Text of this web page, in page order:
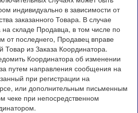
индивидуально в зависимости от
заказанного Товара. В случае
на складе Продавца, в том числе по
от последнего, Продавец вправе
Товар из Заказа Координатора.
Координатора об изменении
путем направления сообщения на
при регистрации на
или дополнительным письменным
чеке при непосредственном